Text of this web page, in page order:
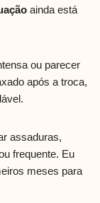
ainda está
ou parecer
após a troca,
assaduras,
frequente. Eu
meses para